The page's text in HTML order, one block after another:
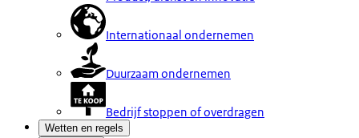
Internationaal ondernemen
Duurzaam ondernemen
Bedrijf stoppen of overdragen
Wetten en regels